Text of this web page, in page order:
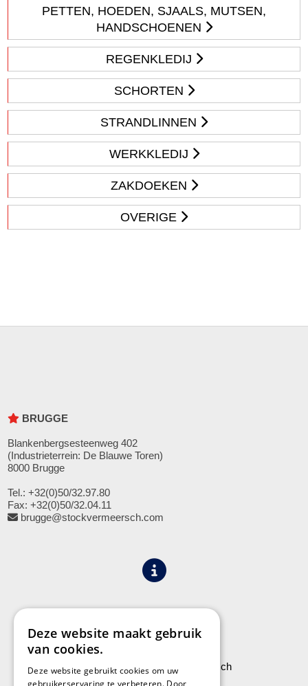
PETTEN, HOEDEN, SJAALS, MUTSEN,
HANDSCHOENEN
REGENKLEDIJ
SCHORTEN
STRANDLINNEN
WERKKLEDIJ
ZAKDOEKEN
OVERIGE
BRUGGE
Blankenbergsesteenweg 402
(Industrieterrein: De Blauwe Toren)
8000 Brugge
Tel.: +32(0)50/32.97.80
Fax: +32(0)50/32.04.11
brugge@stockvermeersch.com
Leveringen aan Stock Vermeersch
Deze website maakt gebruik
van cookies.
Deze website gebruikt cookies om uw
gebruikerservaring te verbeteren. Door